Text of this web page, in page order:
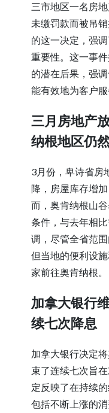
三市地区一名房
未缴罚款而被吊
的这一决定，强
重要性。这一事
的潜在后果，强
能有效地为客户服
三月房地产
纳根地区仍
3月份，卑诗省房
降，房屋库存增
而，奥肯纳根山
条件，与去年相
调，尽管全省范
但当地的便利设
家前往奥肯纳根。
加拿大银行
续七次降息
加拿大银行决定
束了连续七次旨
定反映了在持续
包括不断上涨的